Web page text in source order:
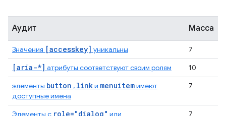
Аудит Масса
Значения [accesskey] уникальны 7
[aria-*] атрибуты соответствуют своим ролям
10
элементы button , linkи menuitemимеют
доступные имена
7
Элементы с role="dialog" или 7